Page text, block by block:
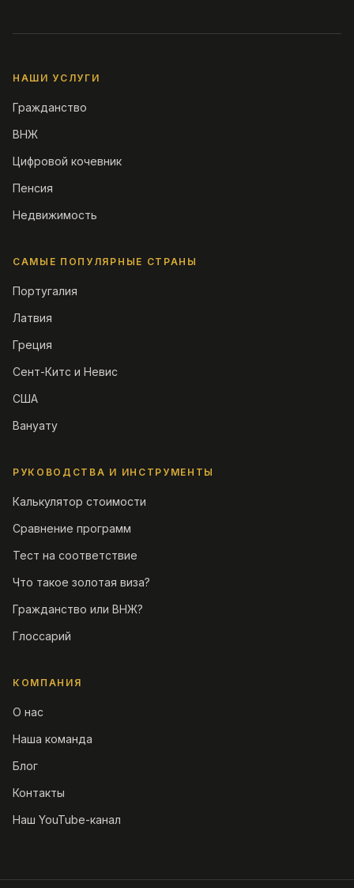
НАШИ УСЛУГИ
Гражданство
ВНЖ
Цифровой кочевник
Пенсия
Недвижимость
САМЫЕ ПОПУЛЯРНЫЕ СТРАНЫ
Португалия
Латвия
Греция
Сент-Китс и Невис
США
Вануату
РУКОВОДСТВА И ИНСТРУМЕНТЫ
Калькулятор стоимости
Сравнение программ
Тест на соответствие
Что такое золотая виза?
Гражданство или ВНЖ?
Глоссарий
КОМПАНИЯ
О нас
Наша команда
Блог
Контакты
Наш YouTube-канал